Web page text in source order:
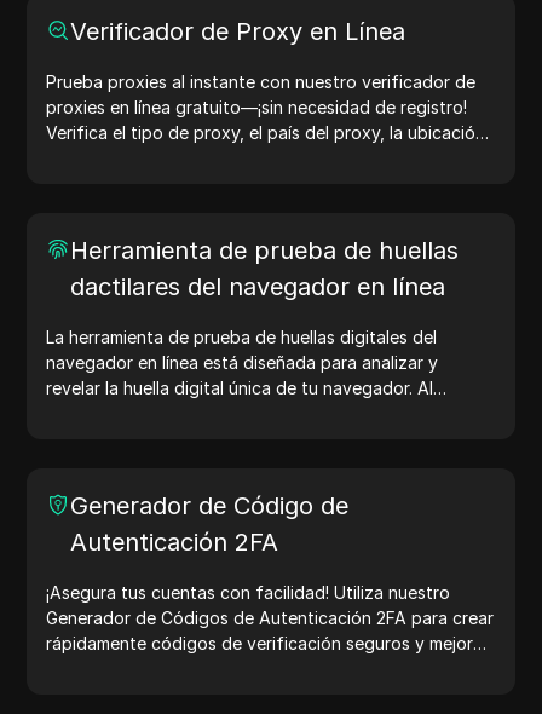
Verificador de Proxy en Línea
Prueba proxies al instante con nuestro verificador de
proxies en línea gratuito—¡sin necesidad de registro!
Verifica el tipo de proxy, el país del proxy, la ubicación
Herramienta de prueba de huellas
dactilares del navegador en línea
La herramienta de prueba de huellas digitales del
navegador en línea está diseñada para analizar y
revelar la huella digital única de tu navegador. Al
línea.
Generador de Código de
Autenticación 2FA
¡Asegura tus cuentas con facilidad! Utiliza nuestro
Generador de Códigos de Autenticación 2FA para crear
rápidamente códigos de verificación seguros y mejorar